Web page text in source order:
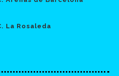
La Rosaleda